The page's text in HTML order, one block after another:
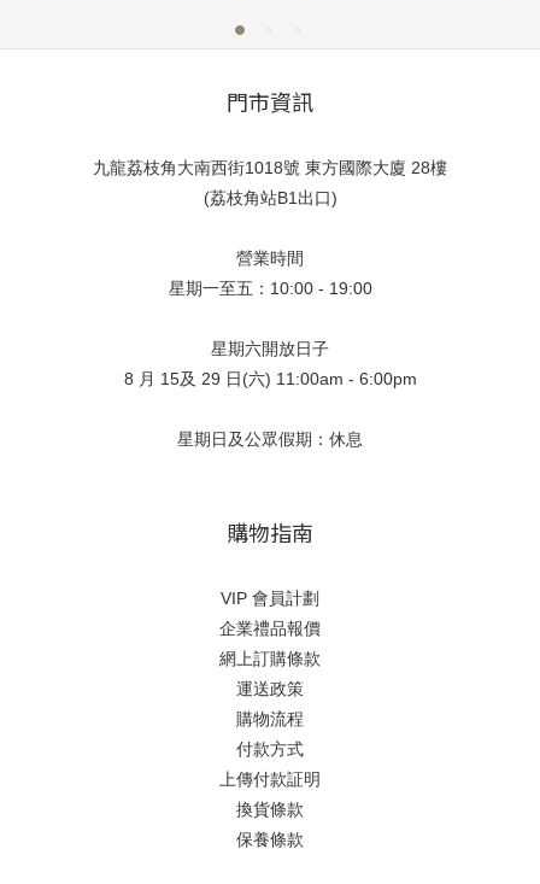
門市資訊
九龍荔枝角大南西街1018號 東方國際大廈 28樓
(荔枝角站B1出口)
營業時間
星期一至五：10:00 - 19:00
星期六開放日子
8 月 15及 29 日(六) 11:00am - 6:00pm
星期日及公眾假期：休息
購物指南
VIP 會員計劃
企業禮品報價
網上訂購條款
運送政策
購物流程
付款方式
上傳付款証明
換貨條款
保養條款